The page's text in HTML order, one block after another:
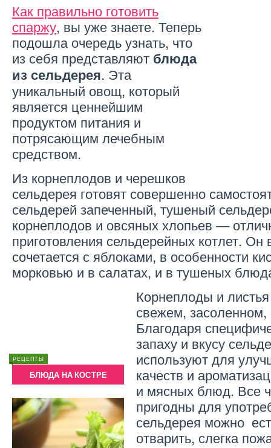
Как правильно готовить
спаржу, вы уже знаете. Теперь
подошла очередь узнать, что
из себя представляют блюда
из сельдерея. Эта
уникальный овощ, который
является ценнейшим
продуктом питания и
потрясающим лечебным
средством.
Из корнеплодов и черешков
сельдерея готовят совершенно
сельдерей запеченный, тушеный
корнеплодов и овсяных хлопьев —
приготовления сельдерейных котлет. Он
сочетается с яблоками, в особенности
морковью и в салатах, и в тушеных
РЕЦЕПТЫ
БЛЮДА НА КОСТРЕ
ДИЕТЫ
СУП ИЗ СЕЛЬДЕРЕЯ ДЛЯ
ПОХУДЕНИЯ ОТ
АМЕРИКАНСКИХ ХИРУРГОВ
Корнеплоды и
свежем,
Благодаря
запаху и вкусу
используют для
качеств и
и мясных блюд. Все
пригодны для
сельдерея можно
отварить, слегка